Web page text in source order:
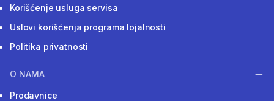
Korišćenje usluga servisa
Uslovi korišćenja programa lojalnosti
Politika privatnosti
O NAMA
Prodavnice